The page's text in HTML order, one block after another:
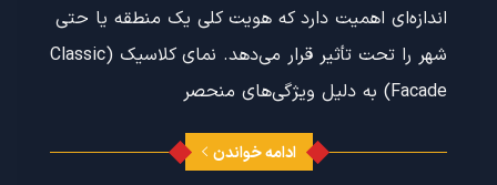
اندازه‌ای اهمیت دارد که هویت کلی یک منطقه یا حتی
شهر را تحت تأثیر قرار می‌دهد. نمای کلاسیک (Classic
Facade) به دلیل ویژگی‌های منحصر
ادامه خواندن